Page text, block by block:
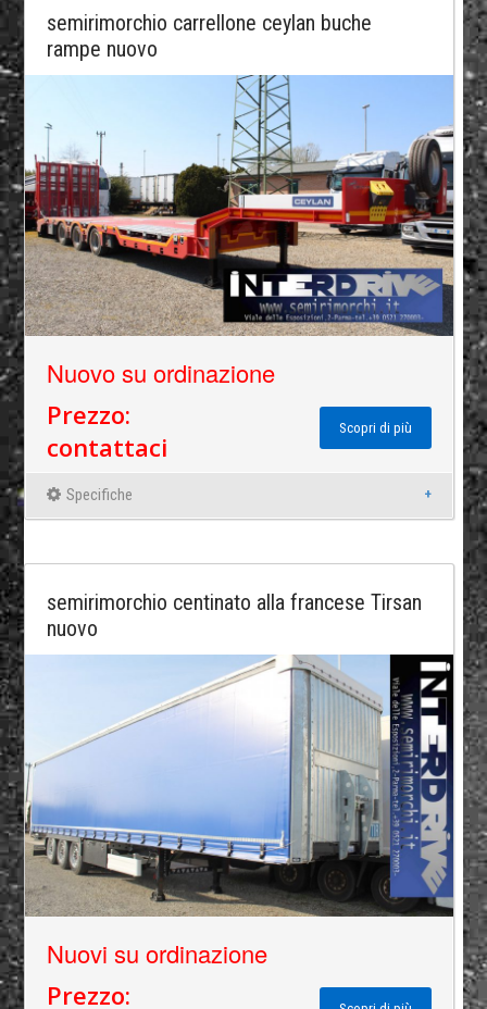
semirimorchio carrellone ceylan buche
rampe nuovo
Nuovo su ordinazione
Prezzo:
contattaci
Scopri di più
Specifiche
semirimorchio centinato alla francese Tirsan
nuovo
Nuovi su ordinazione
Prezzo: